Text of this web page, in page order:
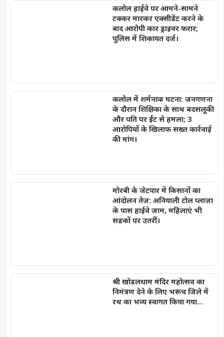
कलोल हाईवे पर आमने-सामने
टक्कर मारकर एक्सीडेंट करने के
बाद आरोपी कार ड्राइवर फरार;
पुलिस में शिकायत दर्ज।
कलोल में शर्मनाक घटना: जनगणना
के दौरान शिक्षिका के साथ बदसलूकी
और पति पर ईंट से हमला; 3
आरोपियों के खिलाफ सख्त कार्रवाई
की मांग।
मोरबी के जेटपार में किसानों का
आंदोलन तेज़: अनियाली टोल प्लाज़ा
के पास हाईवे जाम, महिलाएं भी
सड़कों पर उतरीं।
श्री खोडलधाम मंदिर महोत्सव का
निमंत्रण देने के लिए भरूच जिले में
रथ का भव्य स्वागत किया गया…